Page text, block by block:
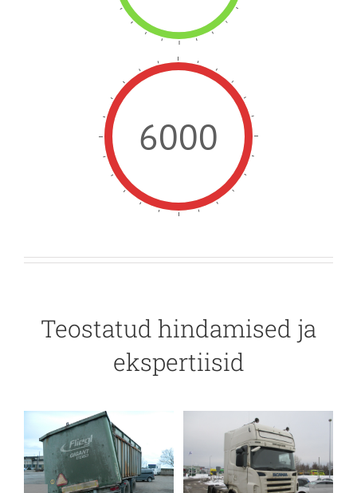
6000
Teostatud hindamised ja
ekspertiisid